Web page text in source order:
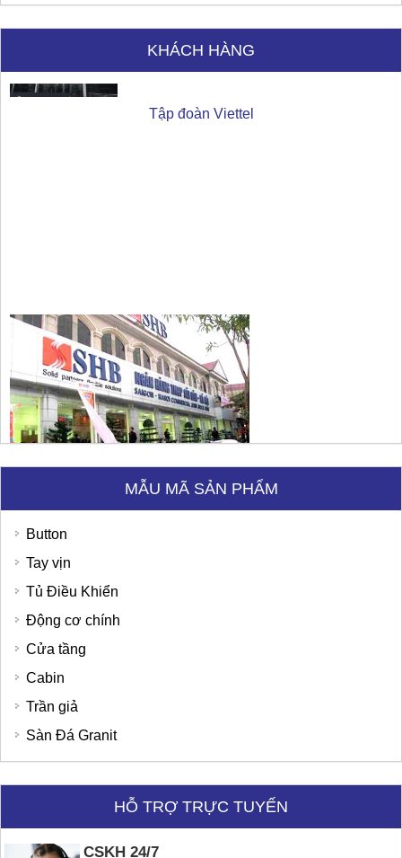
KHÁCH HÀNG
Ngân hàng SHB
MẪU MÃ SẢN PHẨM
Button
Tay vịn
Tủ Điều Khiển
Động cơ chính
Cửa tầng
Cabin
Trần giả
Sàn Đá Granit
HỖ TRỢ TRỰC TUYẾN
CSKH 24/7